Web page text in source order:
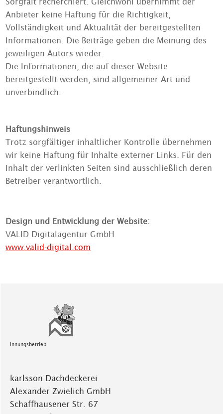
Anbieter keine Haftung für die Richtigkeit,
Vollständigkeit und Aktualität der bereitgestellten
Informationen. Die Beiträge geben die Meinung des
jeweiligen Autors wieder.
Die Informationen, die auf dieser Website
bereitgestellt werden, sind allgemeiner Art und
unverbindlich.
Haftungshinweis
Trotz sorgfältiger inhaltlicher Kontrolle übernehmen
wir keine Haftung für Inhalte externer Links. Für den
Inhalt der verlinkten Seiten sind ausschließlich deren
Betreiber verantwortlich.
Design und Entwicklung der Website:
VALID Digitalagentur GmbH
www.valid-digital.com
Innungsbetrieb
karlsson Dachdeckerei
Alexander Zwielich GmbH
Schaffhausener Str. 67